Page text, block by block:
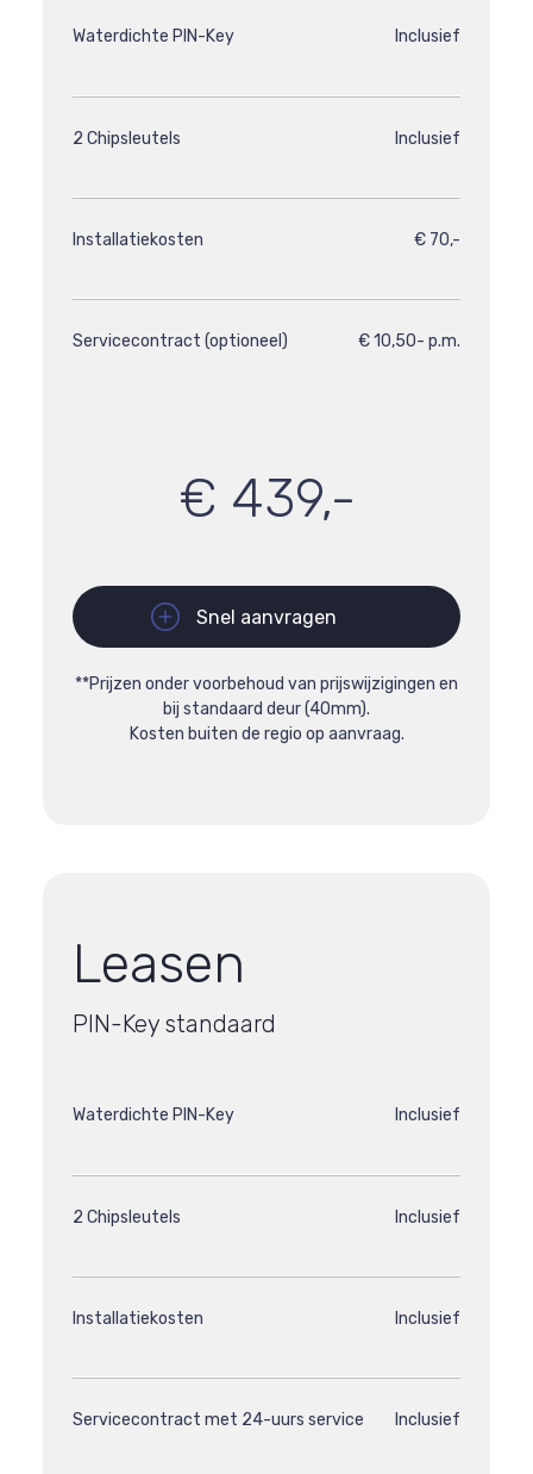
Waterdichte PIN-Key Inclusief
2 Chipsleutels Inclusief
Installatiekosten € 70,-
Servicecontract (optioneel) € 10,50- p.m.
€ 439,-
Snel aanvragen
**Prijzen onder voorbehoud van prijswijzigingen en
bij standaard deur (40mm).
Kosten buiten de regio op aanvraag.
Leasen
PIN-Key standaard
Waterdichte PIN-Key Inclusief
2 Chipsleutels Inclusief
Installatiekosten Inclusief
Servicecontract met 24-uurs service Inclusief